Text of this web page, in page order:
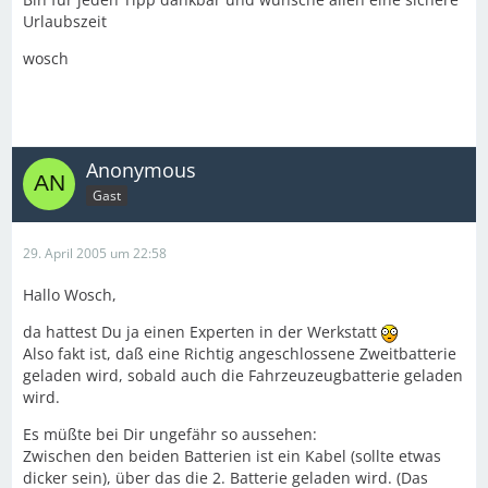
Urlaubszeit
wosch
Anonymous
Gast
29. April 2005 um 22:58
Hallo Wosch,
da hattest Du ja einen Experten in der Werkstatt
Also fakt ist, daß eine Richtig angeschlossene Zweitbatterie
geladen wird, sobald auch die Fahrzeuzeugbatterie geladen
wird.
Es müßte bei Dir ungefähr so aussehen:
Zwischen den beiden Batterien ist ein Kabel (sollte etwas
dicker sein), über das die 2. Batterie geladen wird. (Das